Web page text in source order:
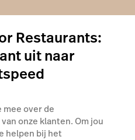
Restaurants:
uit naar
mee over de
onze klanten. Om jou
helpen bij het